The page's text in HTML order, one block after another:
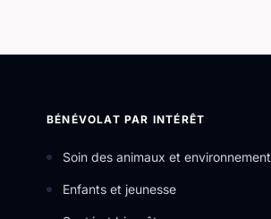
BÉNÉVOLAT PAR INTÉRÊT
Soin des animaux et environnement
Enfants et jeunesse